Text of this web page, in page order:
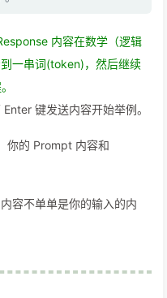
内容在数学（逻辑
一串词(token)，然后继续
键发送内容开始举例。
你的 Prompt 内容和
容不单单是你的输入的内